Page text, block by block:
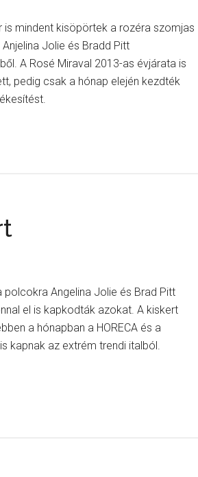
is mindent kisöpörtek a rozéra szomjas
Jolie és Bradd Pitt
A Rosé Miraval 2013-as évjárata is
pedig csak a hónap elején kezdték
polcokra Angelina Jolie és Brad Pitt
el is kapkodták azokat. A kiskert
a hónapban a HORECA és a
kapnak az extrém trendi italból.